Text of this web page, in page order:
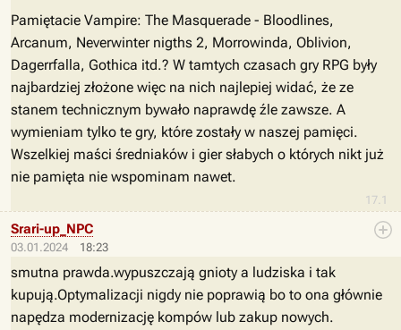
17.1
Pamiętacie Vampire: The Masquerade - Bloodlines,
Arcanum, Neverwinter nigths 2, Morrowinda, Oblivion,
Dagerrfalla, Gothica itd.? W tamtych czasach gry RPG były
najbardziej złożone więc na nich najlepiej widać, że ze
stanem technicznym bywało naprawdę źle zawsze. A
wymieniam tylko te gry, które zostały w naszej pamięci.
Wszelkiej maści średniaków i gier słabych o których nikt już
nie pamięta nie wspominam nawet.
03.01.2024 18:23
Srari-up_NPC
smutna prawda.wypuszczają gnioty a ludziska i tak
kupują.Optymalizacji nigdy nie poprawią bo to ona głównie
napędza modernizację kompów lub zakup nowych.